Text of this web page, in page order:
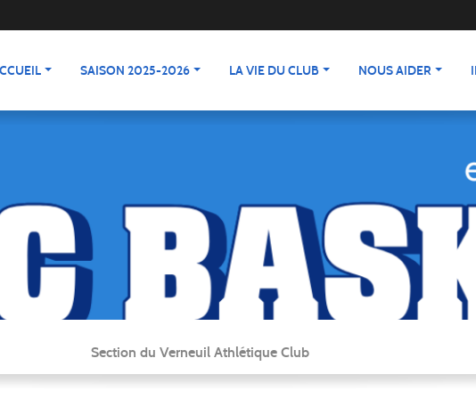
SAISON 2025-2026 LA VIE DU CLUB NOUS AIDER
Section du Verneuil Athlétique Club